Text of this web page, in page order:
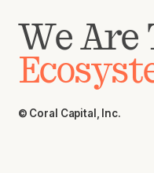
We Are
© Coral Capital, Inc.